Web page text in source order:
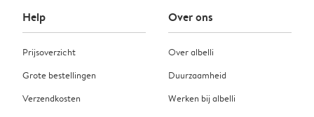
Help
Prijsoverzicht
Grote bestellingen
Verzendkosten
Over ons
Over albelli
Duurzaamheid
Werken bij albelli